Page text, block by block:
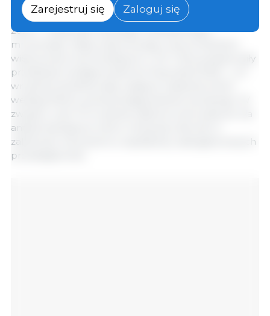
Chińskie dochodzenie rozpoczęło się 17 czerwca
2024 r. i dotyczyło świeżego, schłodzonego i
mrożonego mięsa wieprzowego oraz produktów
wieprzowych pochodzących z UE. Chiny postanowiły
przedłużyć postępowanie do 16 grudnia 2025 r., a 5
września opublikowały wstępne ustalenia, które
według Pekinu potwierdzają istnienie dumpingu. W
związku z tym 10 września nałożono tymczasowe cła
antydumpingowe, które różnią się znacznie w
zależności od poziomu współpracy zaangażowanych
przedsiębiorstw.
Zarejestruj się Zaloguj się